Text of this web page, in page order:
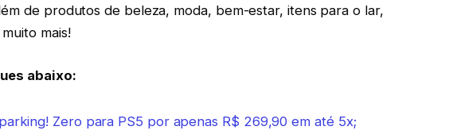
de produtos de beleza, moda, bem-estar, itens para o lar,
mais!
abaixo:
Zero para PS5 por apenas R$ 269,90 em até 5x;